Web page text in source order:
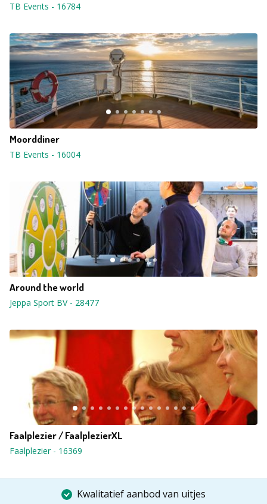
TB Events - 16784
Moorddiner
TB Events - 16004
Around the world
Jeppa Sport BV- 28477
Faalplezier / FaalplezierXL
Faalplezier- 16369
Kwalitatief aanbod van uitjes